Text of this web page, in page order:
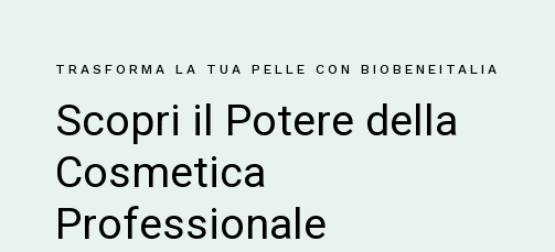
TRASFORMA LA TUA PELLE CON BIOBENEITALIA
Scopri il Potere della
Cosmetica
Professionale